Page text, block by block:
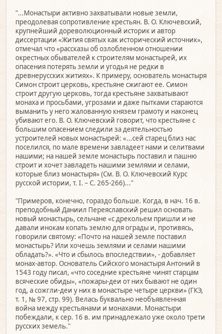
"...Монастыри активно захватывали новые земли,
преодолевая сопротивление крестьян. В. О. Ключевский,
крупнейший дореволюционный историк и автор
диссертации «Жития святых как исторический источник»,
отмечал что «рассказы об озлобленном отношении
окрестных обывателей к строителям монастырей, их
опасения потерять земли и угодья не редки в
древнерусских житиях». К примеру, основатель монастыря
Симон строит церковь, крестьяне сжигают ее. Симон
строит другую церковь, тогда крестьяне захватывают
монаха и просьбами, угрозами и даже пытками стараются
выманить у него жалованную князем грамоту и наконец
убивают его. В. О. Ключевский говорит, что крестьяне с
большим опасением следили за деятельностью
устроителей новых монастырей: «...сей старец близ нас
поселился, по мале времени завладеет нами и селитвами
нашими; на нашей земле монастырь поставил и пашню
строит и хочет завладеть нашими землями и селами,
которые близ монастыря» (См. В. О. Ключевский Курс
русской истории, т. I. – С. 265-266)..."
"Примеров, конечно, гораздо больше. Когда, в нач. 16 в.
преподобный Даниил Переяславский решил основать
новый монастырь, сельчане «с дрекольем пришли и не
давали инокам копать землю для ограды и, противясь,
говорили святому: «Почто на нашей земле поставил
монастырь? Или хочешь землями и селами нашими
обладать?». «Что и сбылось впоследствии», - добавляет
монах-автор. Основатель Сийского монастыря Антоний в
1543 году писал, «что соседние крестьяне чинят старцам
всяческие обиды», «пожары-деи от них бывают не один
год, а сожгли-деи у них в монастыре четыре церкви» (ГКЭ,
т. 1, № 97, стр. 99). Велась буквально необъявленная
война между крестьянами и монахами. Монастыри
побеждали, к сер. 16 в. им принадлежало уже около трети
русских земель."